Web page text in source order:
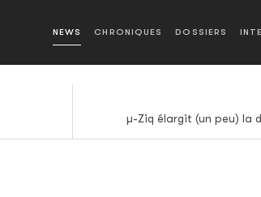
NEWS CHRONIQUES DOSSIERS
µ-Ziq élargit (un peu) la